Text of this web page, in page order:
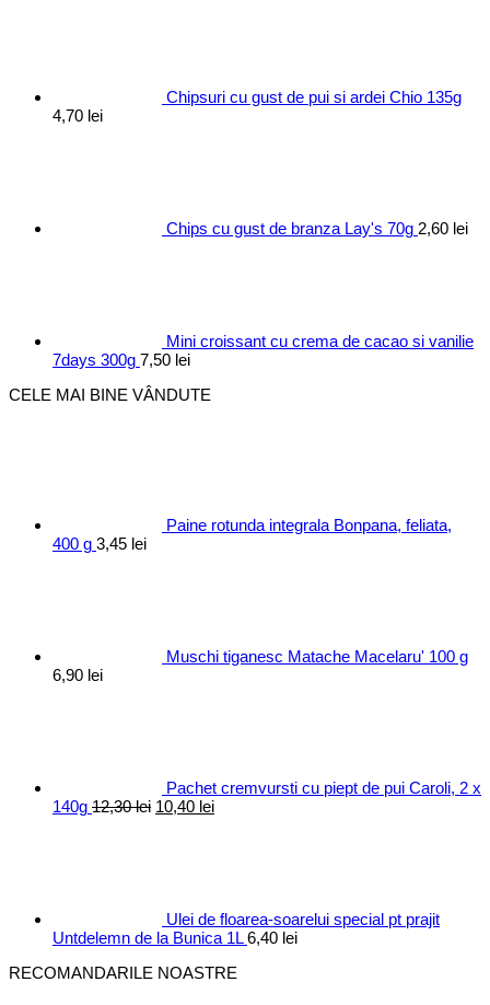
Chipsuri cu gust de pui si ardei Chio 135g
4,70 lei
Chips cu gust de branza Lay's 70g 2,60 lei
Mini croissant cu crema de cacao si vanilie
7days 300g 7,50 lei
CELE MAI BINE VÂNDUTE
Paine rotunda integrala Bonpana, feliata,
400 g 3,45 lei
Muschi tiganesc Matache Macelaru' 100 g
6,90 lei
Pachet cremvursti cu piept de pui Caroli, 2 x
140g 12,30lei Prețul
10,40 leiPrețul
Ulei de floarea-soarelui special pt prajit
Untdelemn de la Bunica 1L 6,40 lei
RECOMANDARILE NOASTRE